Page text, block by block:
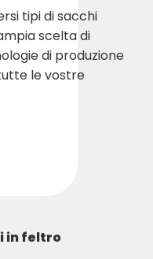
tipi di sacchi
scelta di
di produzione
le vostre
in feltro